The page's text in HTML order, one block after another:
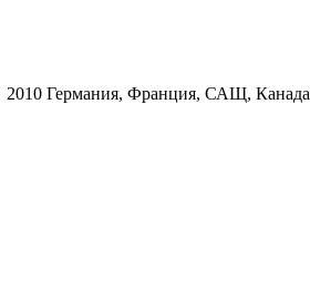
2010 Германия, Франция, САЩ, Канада